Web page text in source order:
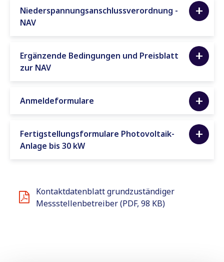
Niederspannungsanschlussverordnung -
NAV
Ergänzende Bedingungen und Preisblatt
zur NAV
Anmeldeformulare
Fertigstellungsformulare Photovoltaik-
Anlage bis 30 kW
Kontaktdatenblatt grundzuständiger
Messstellenbetreiber (PDF, 98 KB)